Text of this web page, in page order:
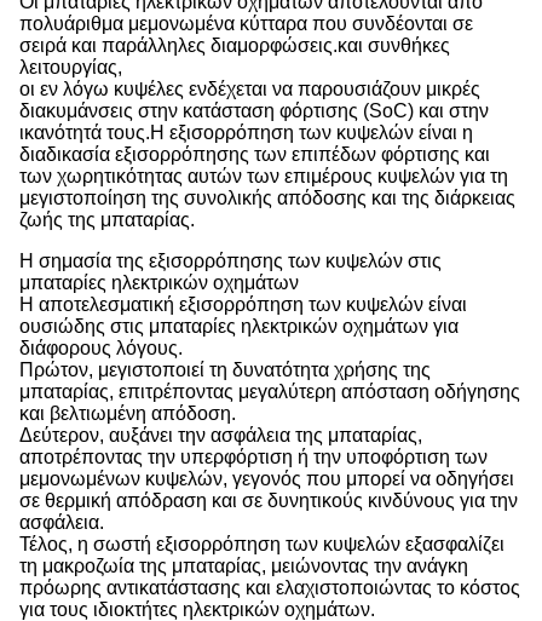
πολυάριθμα μεμονωμένα κύτταρα που συνδέονται σε
σειρά και παράλληλες διαμορφώσεις.και συνθήκες
λειτουργίας,
οι εν λόγω κυψέλες ενδέχεται να παρουσιάζουν μικρές
διακυμάνσεις στην κατάσταση φόρτισης (SoC) και στην
ικανότητά τους.Η εξισορρόπηση των κυψελών είναι η
διαδικασία εξισορρόπησης των επιπέδων φόρτισης και
των χωρητικότητας αυτών των επιμέρους κυψελών για τη
μεγιστοποίηση της συνολικής απόδοσης και της διάρκειας
ζωής της μπαταρίας.
Η σημασία της εξισορρόπησης των κυψελών στις
μπαταρίες ηλεκτρικών οχημάτων
Η αποτελεσματική εξισορρόπηση των κυψελών είναι
ουσιώδης στις μπαταρίες ηλεκτρικών οχημάτων για
διάφορους λόγους.
Πρώτον, μεγιστοποιεί τη δυνατότητα χρήσης της
μπαταρίας, επιτρέποντας μεγαλύτερη απόσταση οδήγησης
και βελτιωμένη απόδοση.
Δεύτερον, αυξάνει την ασφάλεια της μπαταρίας,
αποτρέποντας την υπερφόρτιση ή την υποφόρτιση των
μεμονωμένων κυψελών, γεγονός που μπορεί να οδηγήσει
σε θερμική απόδραση και σε δυνητικούς κινδύνους για την
ασφάλεια.
Τέλος, η σωστή εξισορρόπηση των κυψελών εξασφαλίζει
τη μακροζωία της μπαταρίας, μειώνοντας την ανάγκη
πρόωρης αντικατάστασης και ελαχιστοποιώντας το κόστος
για τους ιδιοκτήτες ηλεκτρικών οχημάτων.